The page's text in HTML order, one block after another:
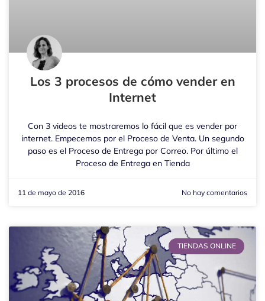
Los 3 procesos de cómo vender en
Internet
Con 3 videos te mostraremos lo fácil que es vender por
internet. Empecemos por el Proceso de Venta. Un segundo
paso es el Proceso de Entrega por Correo. Por último el
Proceso de Entrega en Tienda
11 de mayo de 2016 No hay comentarios
TIENDAS ONLINE